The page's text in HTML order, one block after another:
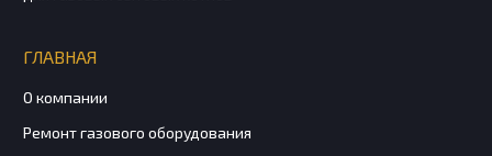
ГЛАВНАЯ
О компании
Ремонт газового оборудования